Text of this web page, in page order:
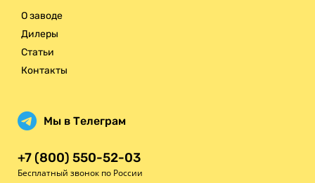
О заводе
Дилеры
Статьи
Контакты
Мы в Телеграм
+7 (800) 550-52-03
Бесплатный звонок по России